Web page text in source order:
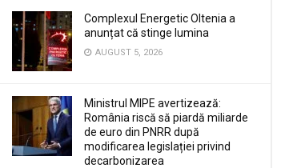
Complexul Energetic Oltenia a
anunțat că stinge lumina
AUGUST 5, 2026
Ministrul MIPE avertizează:
România riscă să piardă miliarde
de euro din PNRR după
modificarea legislației privind
decarbonizarea